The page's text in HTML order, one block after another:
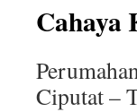
Cahaya
Ciputat –